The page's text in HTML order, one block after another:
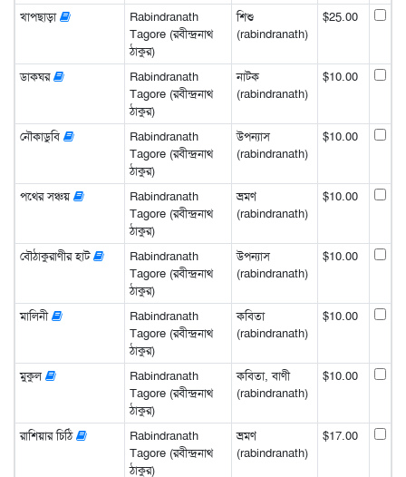
খাপছাড়া
Rabindranath
Tagore (রবীন্দ্রনাথ
ঠাকুর)
শিশু
(rabindranath)
$25.00
ডাকঘর
Rabindranath
Tagore (রবীন্দ্রনাথ
ঠাকুর)
নাটক
(rabindranath)
$10.00
নৌকাডুবি
Rabindranath
Tagore (রবীন্দ্রনাথ
ঠাকুর)
উপন্যাস
(rabindranath)
$10.00
পথের সঞ্চয়
Rabindranath
Tagore (রবীন্দ্রনাথ
ঠাকুর)
ভ্রমণ
(rabindranath)
$10.00
বৌঠাকুরাণীর হাট
Rabindranath
Tagore (রবীন্দ্রনাথ
ঠাকুর)
উপন্যাস
(rabindranath)
$10.00
মালিনী
Rabindranath
Tagore (রবীন্দ্রনাথ
ঠাকুর)
কবিতা
(rabindranath)
$10.00
মুকুল
Rabindranath
Tagore (রবীন্দ্রনাথ
ঠাকুর)
কবিতা, বাণী
(rabindranath)
$10.00
রাশিয়ার চিঠি
Rabindranath
Tagore (রবীন্দ্রনাথ
ঠাকুর)
ভ্রমণ
(rabindranath)
$17.00